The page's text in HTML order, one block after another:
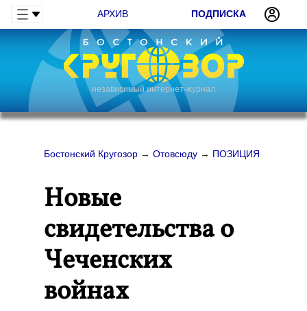
АРХИВ ПОДПИСКА
независимый интернет-журнал
Бостонский Кругозор → Отовсюду → ПОЗИЦИЯ
Новые
свидетельства о
Чеченских
войнах